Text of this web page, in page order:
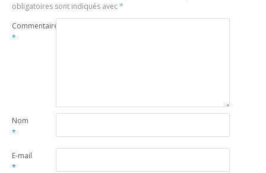
obligatoires sont indiqués avec*
Commentaire
*
Nom
*
E-mail
*